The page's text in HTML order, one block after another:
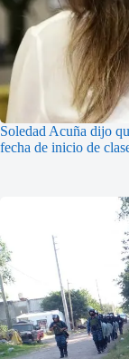
Soledad Acuña dijo
fecha de inicio de